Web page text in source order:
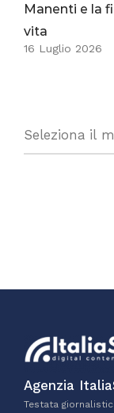
Manenti e la
vita
16 Luglio 2026
Agenzia
Testata